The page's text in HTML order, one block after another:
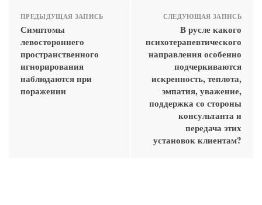
ПРЕДЫДУЩАЯ ЗАПИСЬ
Симптомы
левостороннего
пространственного
игнорирования
наблюдаются при
поражении
СЛЕДУЮЩАЯ ЗАПИСЬ
В русле какого
психотерапевтического
направления особенно
подчеркиваются
искренность, теплота,
эмпатия, уважение,
поддержка со стороны
консультанта и
передача этих
установок клиентам?